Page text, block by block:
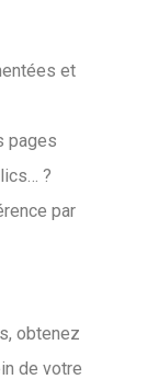
et
pages
?
par
obtenez
de votre